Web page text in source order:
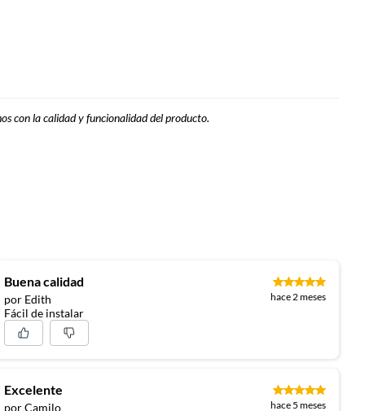
con la calidad y funcionalidad del producto.
Buena calidad
por Edith hace 2 meses
Fácil de instalar
Excelente
por Camilo hace 5 meses